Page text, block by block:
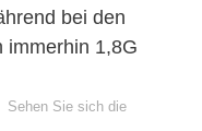
bei den
immerhin 1,8G
Sehen Sie sich die